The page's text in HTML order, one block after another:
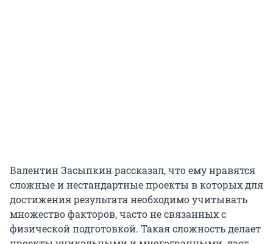
Валентин Засыпкин рассказал, что ему нравятся
сложные и нестандартные проекты в которых для
достижения результата необходимо учитывать
множество факторов, часто не связанных с
физической подготовкой. Такая сложность делает